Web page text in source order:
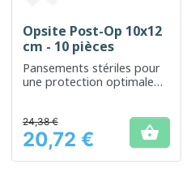
Opsite Post-Op 10x12
cm - 10 pièces
Pansements stériles pour
une protection optimale
Prix
24,38 €
20,72 € 